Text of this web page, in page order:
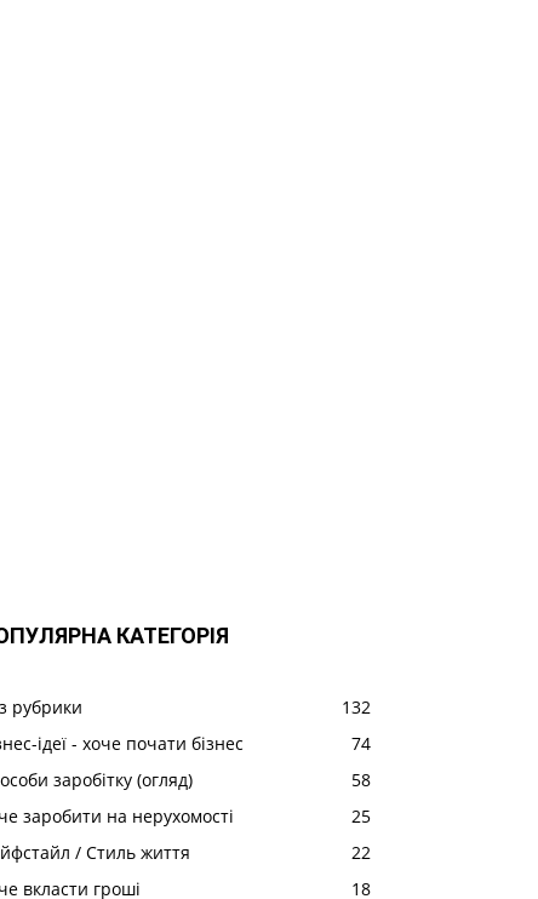
КАТЕГОРІЯ
рубрики
132
ідеї - хоче почати бізнес
74
заробітку (огляд)
58
заробити на нерухомості
25
/ Стиль життя
22
вкласти гроші
18